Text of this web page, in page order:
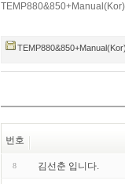
번호
8 김선춘 입니다.